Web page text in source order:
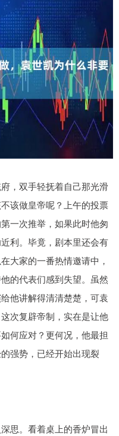
，双手轻抚着自己那光滑
该做皇帝呢？上午的投票
一次推举，如果此时他匆
利。毕竟，剧本里还会有
大家的一番热情邀请中，
的代表们感到失望。虽然
他讲解得清清楚楚，可袁
次复辟帝制，实在是让他
何应对？更何况，他最担
强势，已经开始出现裂
思。看着桌上的香炉冒出